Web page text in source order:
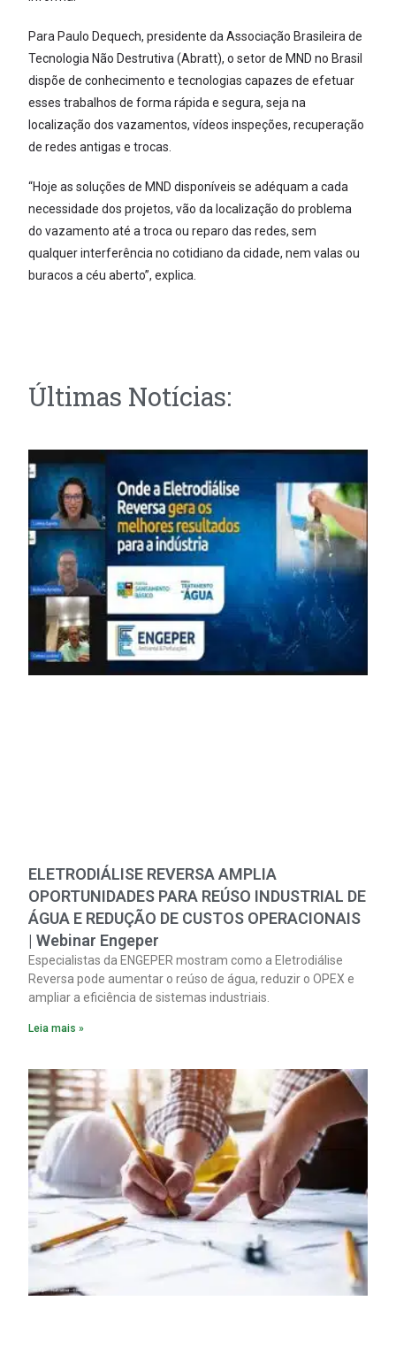
Para Paulo Dequech, presidente da Associação Brasileira de
Tecnologia Não Destrutiva (Abratt), o setor de MND no Brasil
dispõe de conhecimento e tecnologias capazes de efetuar
esses trabalhos de forma rápida e segura, seja na
localização dos vazamentos, vídeos inspeções, recuperação
de redes antigas e trocas.
“Hoje as soluções de MND disponíveis se adéquam a cada
necessidade dos projetos, vão da localização do problema
do vazamento até a troca ou reparo das redes, sem
qualquer interferência no cotidiano da cidade, nem valas ou
buracos a céu aberto”, explica.
Últimas Notícias:
ELETRODIÁLISE REVERSA AMPLIA
OPORTUNIDADES PARA REÚSO INDUSTRIAL DE
ÁGUA E REDUÇÃO DE CUSTOS OPERACIONAIS
| Webinar Engeper
Especialistas da ENGEPER mostram como a Eletrodiálise
Reversa pode aumentar o reúso de água, reduzir o OPEX e
ampliar a eficiência de sistemas industriais.
Leia mais »